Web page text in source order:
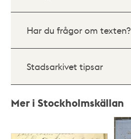
Har du frågor om texten?
Stadsarkivet tipsar
Mer i Stockholmskällan
poster